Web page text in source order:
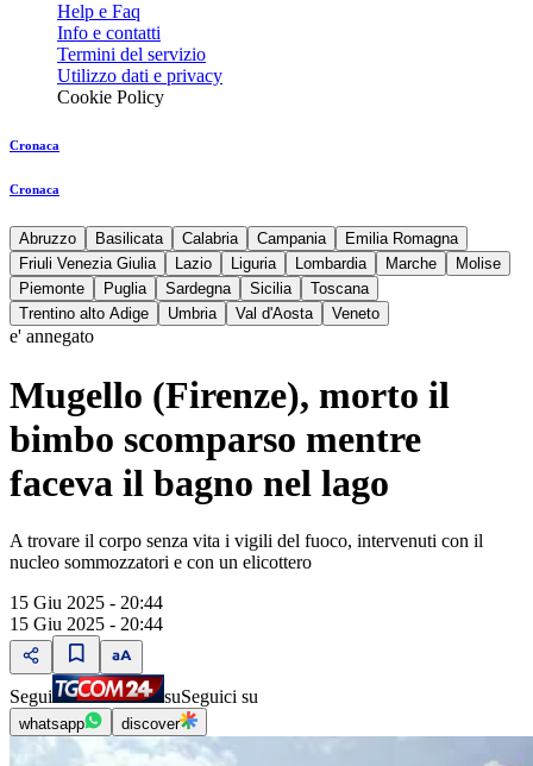
Help e Faq
Info e contatti
Termini del servizio
Utilizzo dati e privacy
Cookie Policy
Cronaca
Cronaca
Abruzzo Basilicata Calabria Campania
Emilia Romagna
Friuli Venezia Giulia
Lazio Liguria Lombardia Marche
Molise
Piemonte
Puglia Sardegna Sicilia
Toscana
Trentino alto Adige
Umbria Val d'Aosta Veneto
e' annegato
Mugello (Firenze), morto il
bimbo scomparso mentre
faceva il bagno nel lago
A trovare il corpo senza vita i vigili del fuoco, intervenuti con il
nucleo sommozzatori e con un elicottero
15 Giu 2025 - 20:44
15 Giu 2025 - 20:44
Segui suSeguici su
whatsapp discover